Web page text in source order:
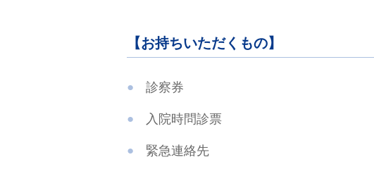
【お持ちいただくもの】
診察券
入院時問診票
緊急連絡先